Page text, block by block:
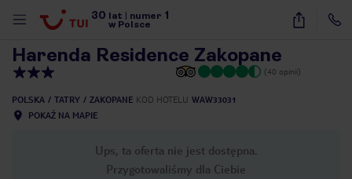
30 lat numer 1
w Polsce
14
Harenda Residence Zakopane
(40 opinii)
POLSKA TATRY ZAKOPANE KOD HOTELU WAW33031
POKAŻ NA MAPIE
Ups, ta oferta nie jest dostępna.
Przygotowaliśmy dla Ciebie